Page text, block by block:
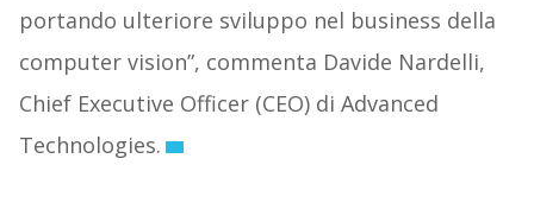
portando ulteriore sviluppo nel business della
computer vision”, commenta Davide Nardelli,
Chief Executive Officer (CEO) di Advanced
Technologies.